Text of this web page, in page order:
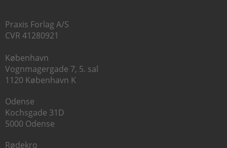
Praxis Forlag A/S
CVR 41280921
København
Vognmagergade 7, 5. sal
1120 København K
Odense
Kochsgade 31D
5000 Odense
Rødekro